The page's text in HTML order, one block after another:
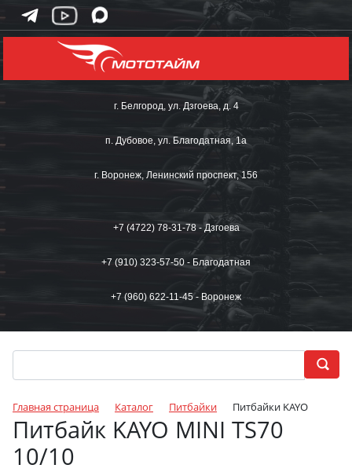
г. Белгород, ул. Дзгоева, д. 4
п. Дубовое, ул. Благодатная, 1а
г. Воронеж, Ленинский проспект, 156
+7 (4722) 78-31-78 - Дзгоева
+7 (910) 323-57-50 - Благодатная
+7 (960) 622-11-45 - Воронеж
Главная страница Каталог Питбайки Питбайки KAYO
Питбайк KAYO MINI TS70
10/10